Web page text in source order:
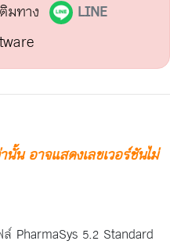
มทาง
LINE
น อาจแสดงเลขเวอร์ชันไม่
PharmaSys 5.2 Standard